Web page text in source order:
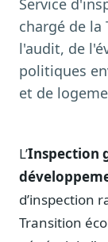
Exports &
Notes,
Fiches
Parcours,
Affaires
Cabinets,
Service
chargé de
l'audit, de
politiques
et de
L’Inspection
d’inspection
Transition